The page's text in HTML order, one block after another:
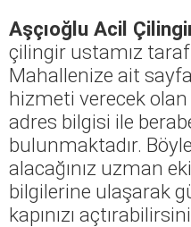
Aşçıoğlu Acil
çilingir ustamız
Mahallenize ait
hizmeti verecek
adres bilgisi ile
bulunmaktadır.
alacağınız uzman
bilgilerine ulaşarak
kapınızı